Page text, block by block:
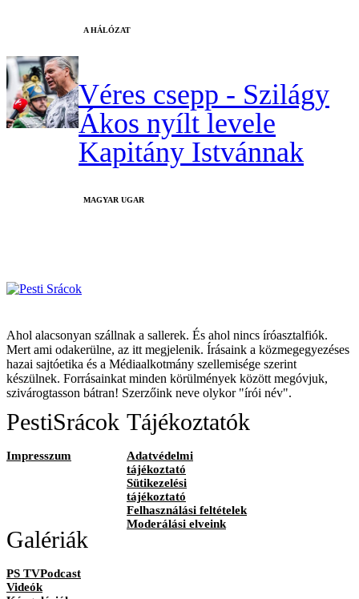
A HÁLÓZAT
Véres csepp - Szilágy
Ákos nyílt levele
Kapitány Istvánnak
MAGYAR UGAR
Ahol alacsonyan szállnak a sallerek. És ahol nincs íróasztalfiók.
Mert ami odakerülne, az itt megjelenik. Írásaink a közmegegyezéses
hazai sajtóetika és a Médiaalkotmány szellemisége szerint
készülnek. Forrásainkat minden körülmények között megóvjuk,
szivárogtasson bátran! Szerzőink neve olykor "írói név".
PestiSrácok
Impresszum
Tájékoztatók
Adatvédelmi
tájékoztató
Sütikezelési
tájékoztató
Felhasználási feltételek
Moderálási elveink
Galériák
PS TVPodcast
Videók